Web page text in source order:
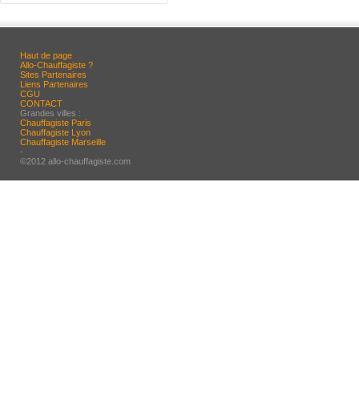
Haut de page
Allo-Chauffagiste ?
Sites Partenaires
Liens Partenaires
CGU
CONTACT
Grandes villes :
Chauffagiste Paris
Chauffagiste Lyon
Chauffagiste Marseille
-
©2012 allo-chauffagiste.com